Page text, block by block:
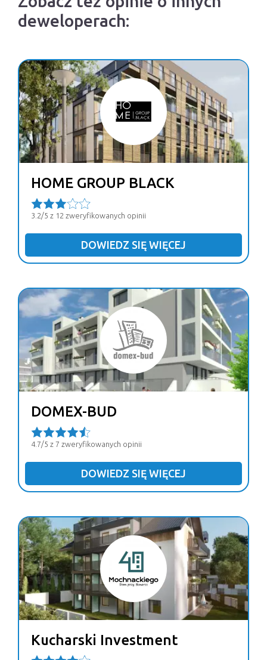
deweloperach:
HOME GROUP BLACK
3.2/5 z 12 zweryfikowanych opinii
DOWIEDZ SIĘ WIĘCEJ
DOMEX-BUD
4.7/5 z 7 zweryfikowanych opinii
DOWIEDZ SIĘ WIĘCEJ
Kucharski Investment